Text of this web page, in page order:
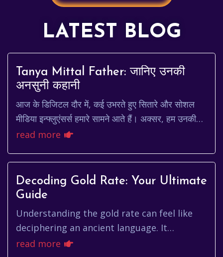
LATEST BLOG
Tanya Mittal Father: जानिए उनकी
अनसुनी कहानी
आज के डिजिटल दौर में, कई उभरते हुए सितारे और सोशल
मीडिया इन्फ्लुएंसर्स हमारे सामने आते हैं। अक्सर, हम उनकी
चकाचौंध भरी दुनिया को देखते हैं, लेकिन उनके...
read more
Decoding Gold Rate: Your Ultimate
Guide
Understanding the gold rate can feel like
deciphering an ancient language. It
fluctuates, responds to global events, and
read more